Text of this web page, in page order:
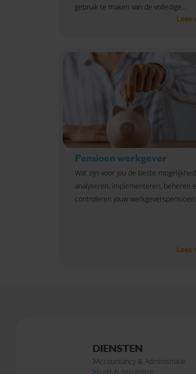
gebruik te maken van de volledige
Lees
Pensioen werkgever
Wat zijn voor jou de beste
analyseren, implementeren, beheren
controleren jouw werkgeverspensioen.
Lees
DIENSTEN
Accountancy & Administratie
Audit & Assurance